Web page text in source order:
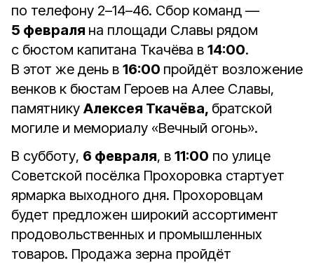
по телефону 2–14–46. Сбор команд —
5 февраля на площади Славы рядом
с бюстом капитана Ткачёва в 14:00.
В этот же день в 16:00 пройдёт возложение
венков к бюстам Героев на Алее Славы,
памятнику Алексея Ткачёва, братской
могиле и мемориалу «Вечный огонь».
В субботу, 6 февраля, в 11:00 по улице
Советской посёлка Прохоровка стартует
ярмарка выходного дня. Прохоровцам
будет предложен широкий ассортимент
продовольственных и промышленных
товаров. Продажа зерна пройдёт